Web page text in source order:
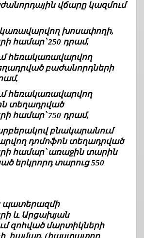
վճարը կազմում
խոսափողի,
համար՝ 250 դրամ,
հեռակառավարվող
բաժանորդների
հեռակառավարվող
տեղադրված
համար՝ 750 դրամ,
բնակարանում
դոմոֆոն տեղադրված
համար՝ առաջին տարին
երկրորդ տարուց 550
պատերազմի
և Արցախյան
զոհված մարտիկների